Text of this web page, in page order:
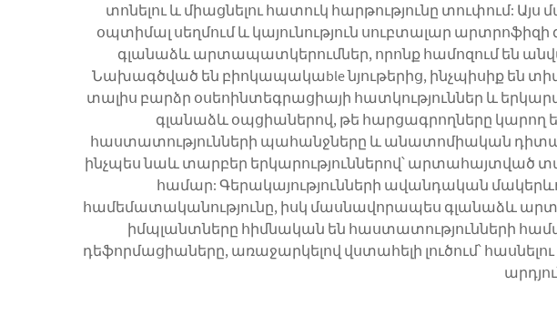
տոնելու և միացնելու հատուկ հարթությունը տուփում:
օպտիմալ սեղմում և կայունություն սուբտալար
գլանաձև արտապատկերումներ, որոնք համոզում են
Նախագծված են բիոկապակաble նյութերից, ինչպիսիք են
տալիս բարձր օսեոինտեգրացիայի հատկություններ և
գլանաձև օպցիաներով, թե հարցագրողները կարող
հաստատությունների պահանջները և անատոմիական
ինչպես նաև տարբեր երկարություններով՝
համար: Գերակայությունների ավանդական
համեմատականությունը, իսկ մասնավորապես գլանաձև
իմպլանտները հիմնական են հաստատությունների
դեֆորմացիաները, առաջարկելով վստահելի լուծում՝